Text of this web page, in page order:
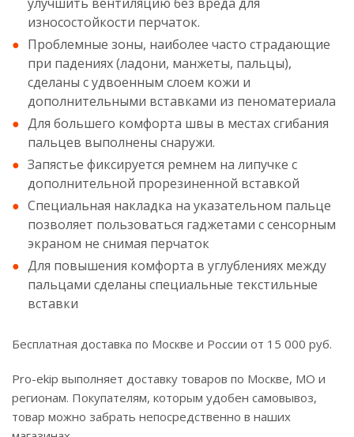
износостойкости перчаток.
Проблемные зоны, наиболее часто страдающие
при падениях (ладони, манжеты, пальцы),
сделаны с удвоенным слоем кожи и
дополнительными вставками из пеноматериала
Для большего комфорта швы в местах сгибания
пальцев выполнены снаружи.
Запястье фиксируется ремнем на липучке с
дополнительной прорезиненной вставкой
Специальная накладка на указательном пальце
позволяет пользоваться гаджетами с сенсорным
экраном не снимая перчаток
Для повышения комфорта в углублениях между
пальцами сделаны специальные текстильные
вставки
Бесплатная доставка по Москве и России от 15 000 руб.
Pro-ekip выполняет доставку товаров по Москве, МО и
регионам. Покупателям, которым удобен самовывоз,
товар можно забрать непосредственно в наших